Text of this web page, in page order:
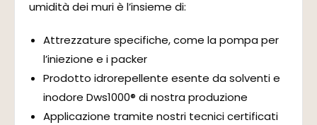
umidità dei muri è l’insieme di:
Attrezzature specifiche, come la pompa per
l’iniezione e i packer
Prodotto idrorepellente esente da solventi e
inodore Dws1000® di nostra produzione
Applicazione tramite nostri tecnici certificati